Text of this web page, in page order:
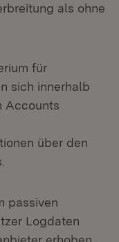
als ohne
für
sich innerhalb
Accounts
über den
passiven
Logdaten